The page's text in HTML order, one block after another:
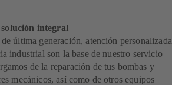
integral
última generación, atención personalizada
industrial son la base de nuestro servicio
de la reparación de tus bombas y
mecánicos, así como de otros equipos